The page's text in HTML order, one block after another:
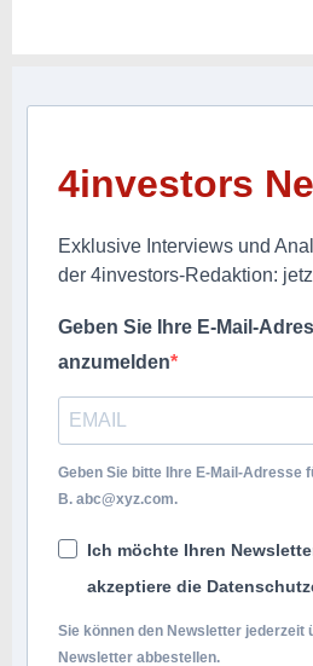
4investors
Exklusive Interviews und
der 4investors-Redaktion:
Geben Sie Ihre E-Mail-
anzumelden
Geben Sie bitte Ihre E-Mail-Adresse
B. abc@xyz.com.
Ich möchte Ihren
akzeptiere die
Sie können den Newsletter jederzeit
Newsletter abbestellen.